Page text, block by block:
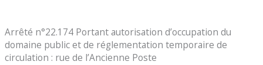
Arrêté n°22.174 Portant autorisation d’occupation du
domaine public et de réglementation temporaire de
circulation : rue de l’Ancienne Poste